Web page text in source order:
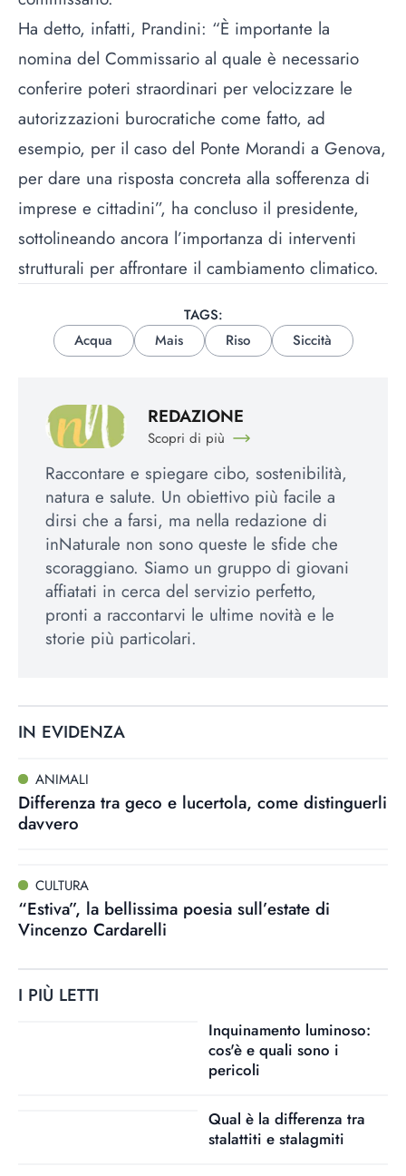
Ha detto, infatti, Prandini: “È importante la
nomina del Commissario al quale è necessario
conferire poteri straordinari per velocizzare le
autorizzazioni burocratiche come fatto, ad
esempio, per il caso del Ponte Morandi a Genova,
per dare una risposta concreta alla sofferenza di
imprese e cittadini”, ha concluso il presidente,
sottolineando ancora l’importanza di interventi
strutturali per affrontare il cambiamento climatico.
TAGS:
Acqua
Mais Riso Siccità
REDAZIONE
Scopri di più
Raccontare e spiegare cibo, sostenibilità,
natura e salute. Un obiettivo più facile a
dirsi che a farsi, ma nella redazione di
inNaturale non sono queste le sfide che
scoraggiano. Siamo un gruppo di giovani
affiatati in cerca del servizio perfetto,
pronti a raccontarvi le ultime novità e le
storie più particolari.
IN EVIDENZA
ANIMALI
Differenza tra geco e lucertola, come distinguerli
davvero
CULTURA
“Estiva”, la bellissima poesia sull’estate di
Vincenzo Cardarelli
I PIÙ LETTI
Inquinamento luminoso:
cos'è e quali sono i
pericoli
Qual è la differenza tra
stalattiti e stalagmiti